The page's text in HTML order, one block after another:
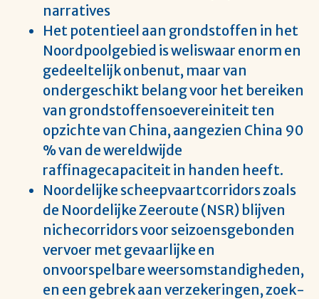
narratives
Het potentieel aan grondstoffen in het
Noordpoolgebied is weliswaar enorm en
gedeeltelijk onbenut, maar van
ondergeschikt belang voor het bereiken
van grondstoffensoevereiniteit ten
opzichte van China, aangezien China 90
% van de wereldwijde
raffinagecapaciteit in handen heeft.
Noordelijke scheepvaartcorridors zoals
de Noordelijke Zeeroute (NSR) blijven
nichecorridors voor seizoensgebonden
vervoer met gevaarlijke en
onvoorspelbare weersomstandigheden,
en een gebrek aan verzekeringen, zoek-